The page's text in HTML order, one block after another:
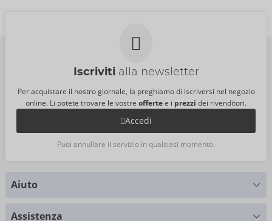
Iscrivitialla newsletter
Per acquistare il nostro giornale, la preghiamo di iscriversi nel negozio
online. Li potete trovare le vostre offertee i prezzi dei rivenditori.
Accedi
Puoi annullare il servizio in qualsiasi momento.
Aiuto
Assistenza